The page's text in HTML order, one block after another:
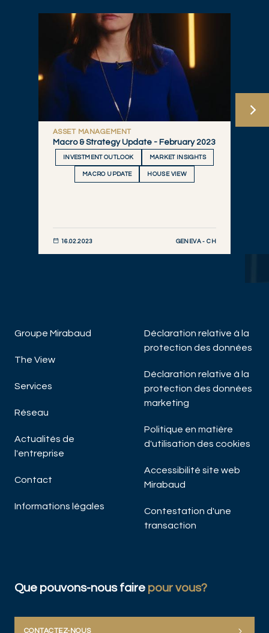
ASSET MANAGEMENT
Macro & Strategy Update - February 2023
INVESTMENT OUTLOOK MARKET INSIGHTS
MACRO UPDATE HOUSE VIEW
16.02.2023 GENEVA - CH
Groupe Mirabaud
The View
Services
Réseau
Actualités de
l'entreprise
Contact
Informations légales
Déclaration relative à la
protection des données
Déclaration relative à la
protection des données
marketing
Politique en matière
d'utilisation des cookies
Accessibilité site web
Mirabaud
Contestation d'une
transaction
Que pouvons-nous faire pour vous?
CONTACTEZ-NOUS